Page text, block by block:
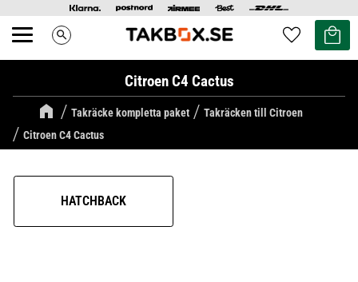
Meny search Favoriter
Kundvagn
Citroen C4 Cactus
Takräcke kompletta paket
Takräcken till Citroen
Citroen C4 Cactus
HATCHBACK